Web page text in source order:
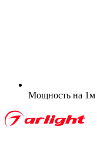
Мощность на 1м